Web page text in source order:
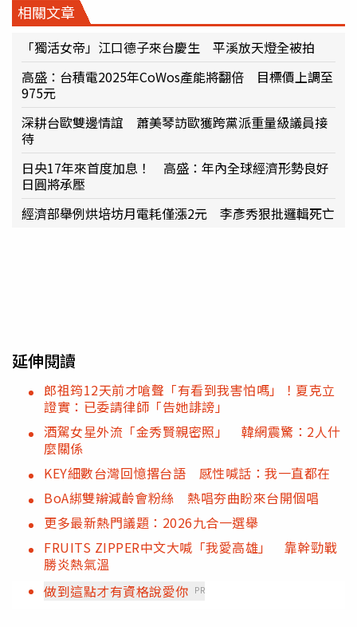
相關文章
「獨活女帝」江口德子來台慶生 平溪放天燈全被拍
高盛：台積電2025年CoWos產能將翻倍 目標價上調至
975元
深耕台歐雙邊情誼 蕭美琴訪歐獲跨黨派重量級議員接
待
日央17年來首度加息！ 高盛：年內全球經濟形勢良好
日圓將承壓
經濟部舉例烘培坊月電耗僅漲2元 李彥秀狠批邏輯死亡
延伸閱讀
郎祖筠12天前才嗆聲「有看到我害怕嗎」！夏克立
證實：已委請律師「告她誹謗」
酒駕女星外流「金秀賢親密照」 韓網震驚：2人什
麼關係
KEY細數台灣回憶撂台語 感性喊話：我一直都在
BoA綁雙辮減齡會粉絲 熱唱夯曲盼來台開個唱
更多最新熱門議題：2026九合一選舉
FRUITS ZIPPER中文大喊「我愛高雄」 靠幹勁戰
勝炎熱氣溫
做到這點才有資格說愛你 PR